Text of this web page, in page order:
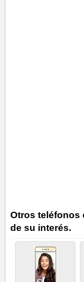
Otros teléfonos
de su interés.